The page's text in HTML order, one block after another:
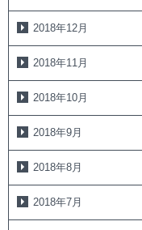
2018年12月
2018年11月
2018年10月
2018年9月
2018年8月
2018年7月